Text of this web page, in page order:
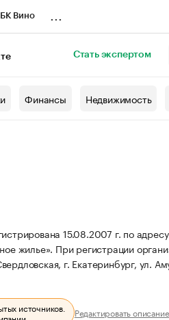
Вино
Стать экспертом
Финансы Недвижимость
15.08.2007 г. по
жилье». При регистрации
г. Екатеринбург, ул.
источников. Редактировать описание